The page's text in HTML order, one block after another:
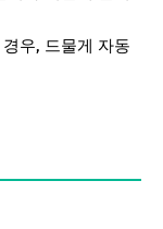
우, 드물게 자동